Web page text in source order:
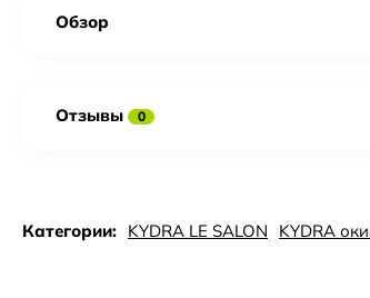
Обзор
Отзывы 0
Категории: KYDRA LE SALON KYDRA